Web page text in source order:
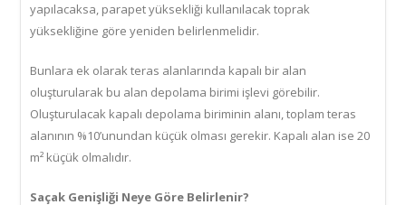
yapılacaksa, parapet yüksekliği kullanılacak toprak
yüksekliğine göre yeniden belirlenmelidir.
Bunlara ek olarak teras alanlarında kapalı bir alan
oluşturularak bu alan depolama birimi işlevi görebilir.
Oluşturulacak kapalı depolama biriminin alanı, toplam teras
alanının %10’unundan küçük olması gerekir. Kapalı alan ise 20
m² küçük olmalıdır.
Saçak Genişliği Neye Göre Belirlenir?